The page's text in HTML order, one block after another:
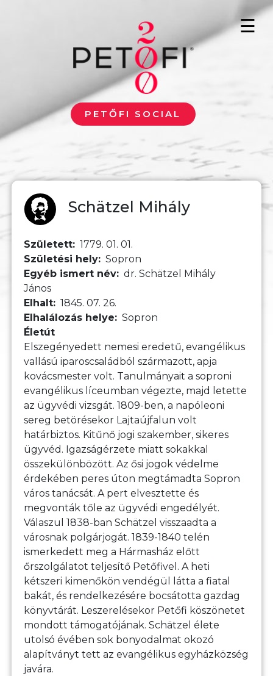
PETŐFI SOCIAL
☰
Schätzel Mihály
Született
1779. 01. 01.
Születési hely
Sopron
Egyéb ismert név
dr. Schätzel Mihály
János
Elhalt
1845. 07. 26.
Elhalálozás helye
Sopron
Életút
Elszegényedett nemesi eredetű, evangélikus
vallású iparoscsaládból származott, apja
kovácsmester volt. Tanulmányait a soproni
evangélikus líceumban végezte, majd letette
az ügyvédi vizsgát. 1809-ben, a napóleoni
sereg betörésekor Lajtaújfalun volt
határbiztos. Kitűnő jogi szakember, sikeres
ügyvéd. Igazságérzete miatt sokakkal
összekülönbözött. Az ősi jogok védelme
érdekében peres úton megtámadta Sopron
város tanácsát. A pert elvesztette és
megvonták tőle az ügyvédi engedélyét.
Válaszul 1838-ban Schätzel visszaadta a
városnak polgárjogát. 1839-1840 telén
ismerkedett meg a Hármasház előtt
őrszolgálatot teljesítő Petőfivel. A heti
kétszeri kimenőkön vendégül látta a fiatal
bakát, és rendelkezésére bocsátotta gazdag
könyvtárát. Leszerelésekor Petőfi köszönetet
mondott támogatójának. Schätzel élete
utolsó évében sok bonyodalmat okozó
alapítványt tett az evangélikus egyházközség
javára.